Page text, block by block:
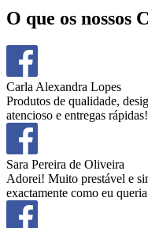
O que os nossos
Carla Alexandra Lopes
Produtos de qualidade,
atencioso e entregas
Sara Pereira de Oliveira
Adorei! Muito prestável e
exactamente como eu